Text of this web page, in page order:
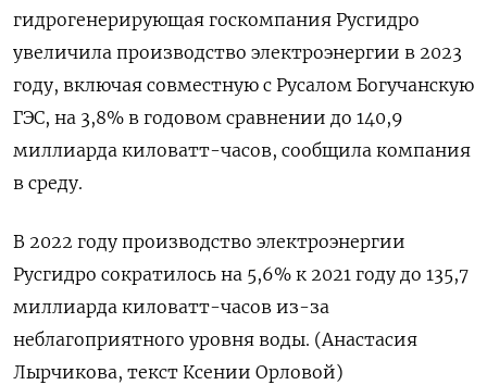
гидрогенерирующая госкомпания Русгидро
увеличила производство электроэнергии в 2023
году, включая совместную с Русалом Богучанскую
ГЭС, на 3,8% в годовом сравнении до 140,9
миллиарда киловатт-часов, сообщила компания
в среду.
В 2022 году производство электроэнергии
Русгидро сократилось на 5,6% к 2021 году до 135,7
миллиарда киловатт-часов из-за
неблагоприятного уровня воды. (Анастасия
Лырчикова, текст Ксении Орловой)